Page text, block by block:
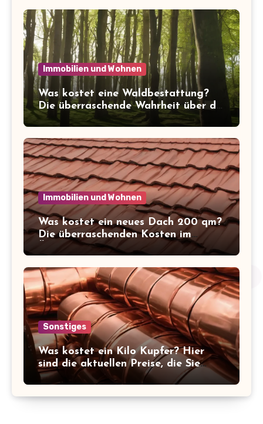
Immobilien und Wohnen
Was kostet eine Waldbestattung?
Die überraschende Wahrheit über die
Kosten der letzten Ruhe
Immobilien und Wohnen
Was kostet ein neues Dach 200 qm?
Die überraschenden Kosten im
Überblick!
Sonstiges
Was kostet ein Kilo Kupfer? Hier
sind die aktuellen Preise, die Sie
kennen sollten!